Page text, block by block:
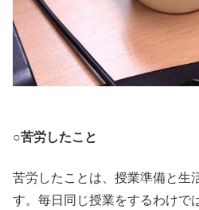
○苦労したこと
苦労したことは、授業準備と生
す。毎日同じ授業をするわけで